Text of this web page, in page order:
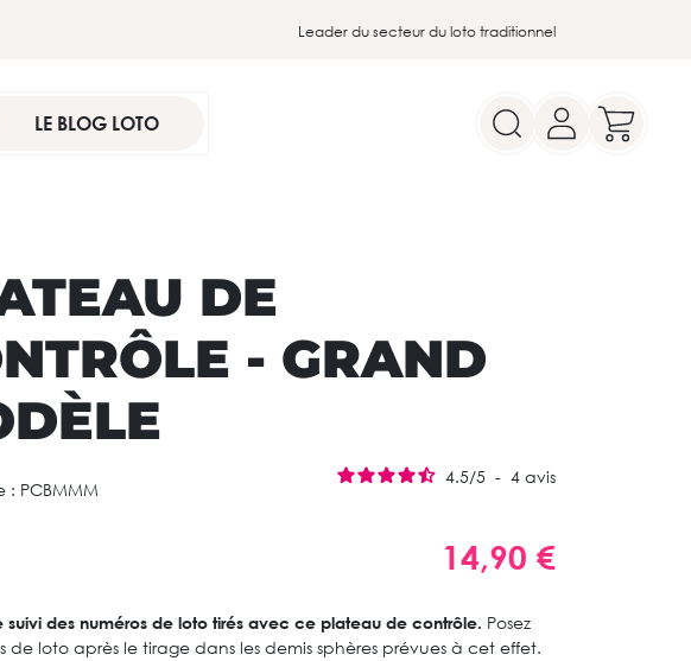
Leader du secteur du loto traditionnel
LE BLOG LOTO
DE
- GRAND
: PCBMMM
4.5/5 - 4 avis
14,90 €
suivi des numéros de loto tirés avec ce plateau de contrôle. Posez
de loto après le tirage dans les demis sphères prévues à cet effet.